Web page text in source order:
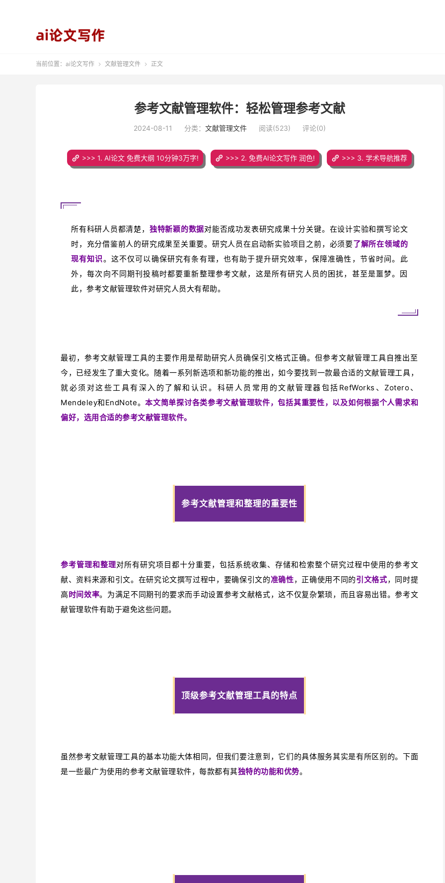
当前位置： ai论文写作  文献管理文件  正文
参考文献管理软件：轻松管理参考文献
2024-08-11 分类： 文献管理文件 阅读(523) 评论(0)
>>> 1. AI论文 免费大纲 10分钟3万字! >>> 2. 免费AI论文写作 润色! >>> 3. 学术导航推荐
所有科研人员都清楚， 独特新颖的数据对能否成功发表研究成果十分关键。在设计实验和撰写论文
时，充分借鉴前人的研究成果至关重要。研究人员在启动新实验项目之前，必须要了解所在领域的
现有知识。这不仅可以确保研究有条有理，也有助于提升研究效率，保障准确性，节省时间。此
外，每次向不同期刊投稿时都要重新整理参考文献，这是所有研究人员的困扰，甚至是噩梦。因
此，参考文献管理软件对研究人员大有帮助。
最初，参考文献管理工具的主要作用是帮助研究人员确保引文格式正确。但参考文献管理工具自推出至
今，已经发生了重大变化。随着一系列新选项和新功能的推出，如今要找到一款最合适的文献管理工具，
就必须对这些工具有深入的了解和认识。科研人员常用的文献管理器包括RefWorks、Zotero、
Mendeley和EndNote。本文简单探讨各类参考文献管理软件，包括其重要性，以及如何根据个人需求和
偏好，选用合适的参考文献管理软件。
参考文献管理和整理的重要性
参考管理和整理对所有研究项目都十分重要，包括系统收集、存储和检索整个研究过程中使用的参考文
献、资料来源和引文。在研究论文撰写过程中，要确保引文的准确性，正确使用不同的引文格式，同时提
高时间效率。为满足不同期刊的要求而手动设置参考文献格式，这不仅复杂繁琐，而且容易出错。参考文
献管理软件有助于避免这些问题。
顶级参考文献管理工具的特点
虽然参考文献管理工具的基本功能大体相同，但我们要注意到，它们的具体服务其实是有所区别的。下面
是一些最广为使用的参考文献管理软件，每款都有其独特的功能和优势。